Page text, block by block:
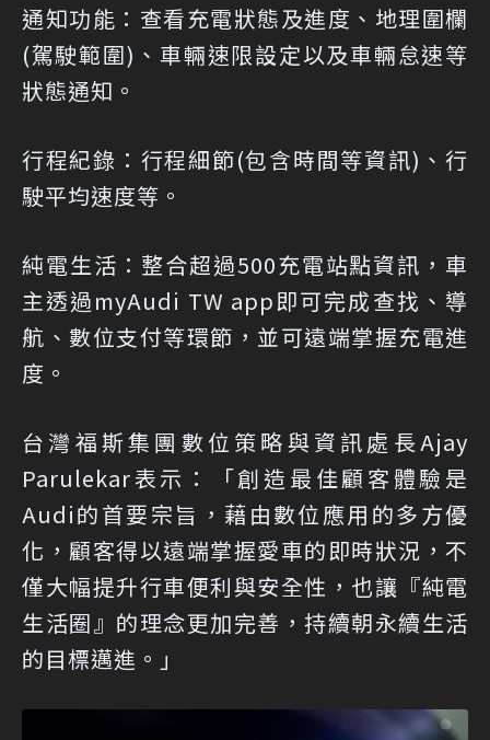
通知功能：查看充電狀態及進度、地理圍欄
(駕駛範圍)、車輛速限設定以及車輛怠速等
狀態通知。
行程紀錄：行程細節(包含時間等資訊)、行
駛平均速度等。
純電生活：整合超過500充電站點資訊，車
主透過myAudi TW app即可完成查找、導
航、數位支付等環節，並可遠端掌握充電進
度。
台灣福斯集團數位策略與資訊處長Ajay
Parulekar表示：「創造最佳顧客體驗是
Audi的首要宗旨，藉由數位應用的多方優
化，顧客得以遠端掌握愛車的即時狀況，不
僅大幅提升行車便利與安全性，也讓『純電
生活圈』的理念更加完善，持續朝永續生活
的目標邁進。」